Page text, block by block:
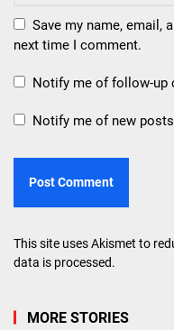
Save my name, email,
next time I comment.
Notify me of follow-up
Notify me of new
This site uses Akismet to
data is processed.
MORE STORIES